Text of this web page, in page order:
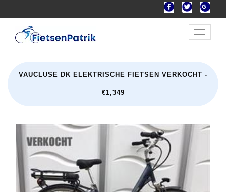
Toggle
VAUCLUSE DK ELEKTRISCHE FIETSEN VERKOCHT -
€1,349